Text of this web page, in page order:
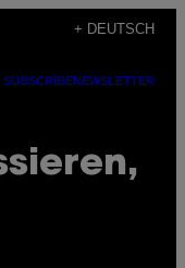
+ DEUTSCH
SUBSCRIBENEWSLETTER